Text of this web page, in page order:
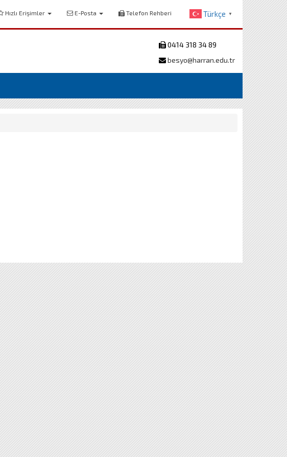
Hızlı Erişimler E-Posta Telefon Rehberi Türkçe ▼
0414 318 34 89
besyo@harran.edu.tr